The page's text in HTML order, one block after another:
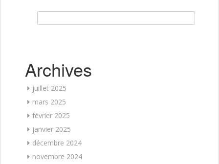
Archives
juillet 2025
mars 2025
février 2025
janvier 2025
décembre 2024
novembre 2024